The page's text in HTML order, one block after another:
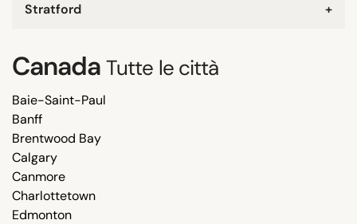
+
Stratford
CanadaTutte le città
Baie-Saint-Paul
Banff
Brentwood Bay
Calgary
Canmore
Charlottetown
Edmonton